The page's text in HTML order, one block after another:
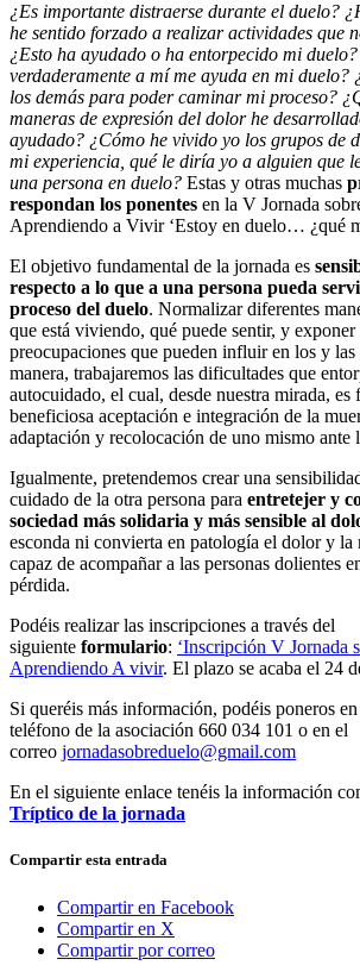
¿Es importante distraerse durante el duelo?
he sentido forzado a realizar actividades que
¿Esto ha ayudado o ha entorpecido mi
verdaderamente a mí me ayuda en mi duelo?
los demás para poder caminar mi proceso?
maneras de expresión del dolor he
ayudado? ¿Cómo he vivido yo los grupos de
mi experiencia, qué le diría yo a alguien que
una persona en duelo? Estas y otras muchas
respondan los ponentes en la V Jornada
Aprendiendo a Vivir ‘Estoy en duelo… ¿qué
El objetivo fundamental de la jornada es
respecto a lo que a una persona pueda
proceso del duelo. Normalizar diferentes
que está viviendo, qué puede sentir, y
preocupaciones que pueden influir en los y las
manera, trabajaremos las dificultades que
autocuidado, el cual, desde nuestra mirada, es
beneficiosa aceptación e integración de la
adaptación y recolocación de uno mismo ante
Igualmente, pretendemos crear una
cuidado de la otra persona para entretejer y
sociedad más solidaria y más sensible al
esconda ni convierta en patología el dolor y la
capaz de acompañar a las personas dolientes
pérdida.
Podéis realizar las inscripciones a través del
siguiente formulario: ‘Inscripción V Jornada
Aprendiendo A vivir. El plazo se acaba el 24
Si queréis más información, podéis poneros
teléfono de la asociación 660 034 101 o en el
correo jornadasobreduelo@gmail.com
En el siguiente enlace tenéis la información
Tríptico de la jornada
Compartir esta entrada
Compartir en Facebook
Compartir en X
Compartir por correo